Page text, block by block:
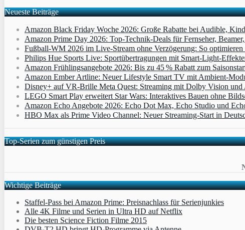
Neueste Beiträge
Amazon Black Friday Woche 2026: Große Rabatte bei Audible,
Amazon Prime Day 2026: Top-Technik-Deals für Fernseher,
Fußball-WM 2026 im Live-Stream ohne Verzögerung: So optimieren
Philips Hue Sports Live: Sportübertragungen mit
Amazon Frühlingsangebote 2026: Bis zu 45 % Rabatt zum
Amazon Ember Artline: Neuer Lifestyle Smart TV mit
Disney+ auf VR-Brille Meta Quest: Streaming mit Dolby Vision und
LEGO Smart Play erweitert Star Wars: Interaktives Bauen ohne
Amazon Echo Angebote 2026: Echo Dot Max, Echo Studio und
HBO Max als Prime Video Channel: Neuer Streaming‑Start in
Top-Serien zum günstigen Preis
Wichtige Beiträge
Staffel-Pass bei Amazon Prime: Preisnachlass für Serienjunkies
Alle 4K Filme und Serien in Ultra HD auf Netflix
Die besten Science Fiction Filme 2015